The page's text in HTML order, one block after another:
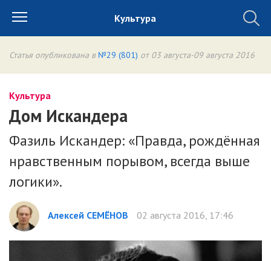
Культура
Статья опубликована в №29 (801) от 03 августа-09 августа 2016
Культура
Дом Искандера
Фазиль Искандер: «Правда, рождённая
нравственным порывом, всегда выше
логики».
Алексей СЕМЁНОВ 02 августа 2016, 17:46